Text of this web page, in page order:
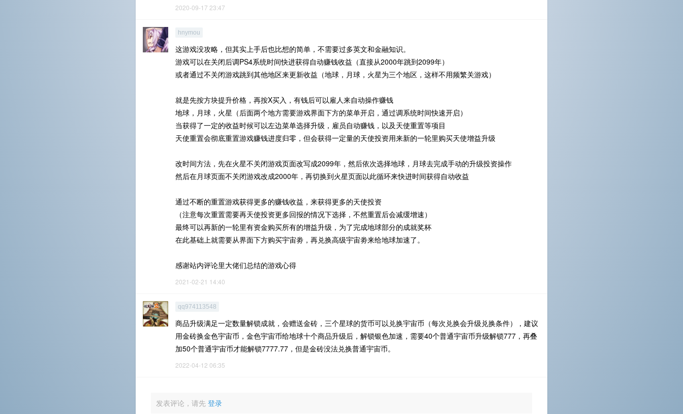
2020-09-17 23:47
hnymou
这游戏没攻略，但其实上手后也比想的简单，不需要过多英文和金融知识。
游戏可以在关闭后调PS4系统时间快进获得自动赚钱收益（直接从2000年跳到2099年）
或者通过不关闭游戏跳到其他地区来更新收益（地球，月球，火星为三个地区，这样不用频繁关游戏）
就是先按方块提升价格，再按X买入，有钱后可以雇人来自动操作赚钱
地球，月球，火星（后面两个地方需要游戏界面下方的菜单开启，通过调系统时间快速开启）
当获得了一定的收益时候可以左边菜单选择升级，雇员自动赚钱，以及天使重置等项目
天使重置会彻底重置游戏赚钱进度归零，但会获得一定量的天使投资用来新的一轮里购买天使增益升级
改时间方法，先在火星不关闭游戏页面改写成2099年，然后依次选择地球，月球去完成手动的升级投资操作
然后在月球页面不关闭游戏改成2000年，再切换到火星页面以此循环来快进时间获得自动收益
通过不断的重置游戏获得更多的赚钱收益，来获得更多的天使投资
（注意每次重置需要再天使投资更多回报的情况下选择，不然重置后会减缓增速）
最终可以再新的一轮里有资金购买所有的增益升级，为了完成地球部分的成就奖杯
在此基础上就需要从界面下方购买宇宙劵，再兑换高级宇宙劵来给地球加速了。
感谢站内评论里大佬们总结的游戏心得
2021-02-21 14:40
qq974113548
商品升级满足一定数量解锁成就，会赠送金砖，三个星球的货币可以兑换宇宙币（每次兑换会升级兑换条件），建议
用金砖换金色宇宙币，金色宇宙币给地球十个商品升级后，解锁银色加速，需要40个普通宇宙币升级解锁777，再叠
加50个普通宇宙币才能解锁7777.77，但是金砖没法兑换普通宇宙币。
2022-04-12 06:35
发表评论，请先 登录